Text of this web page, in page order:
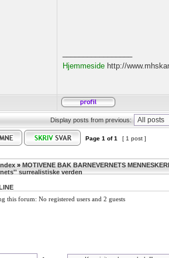
Hjemmeside http://
Display posts from previous:
Page 1 of1 [ 1 post ]
» MOTIVENE BAK BARNEVERNETS
surrealistiske verden
this forum: No registered users and 2 guests